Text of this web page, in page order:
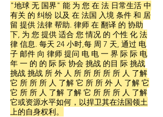
"地球 无 国界" 能 为 您 在 法 日常生活 中
有关 的 纠纷 以及 在 法国 入境 条件 和 居
留 提供 法律 帮助. 律师 在 翻译 的 协助
下, 为 您 提供 适合 您 情况 的 个性 化 法
律 信息. 每天 24 小时,每 周 7 天, 通过 电
子 邮件 向 律师 提问 电 电 一 界 际 际 电
年 一 的 的 际 际 协会 挑战 的目 际 挑战
挑战 挑战 所 外 人 所 所 所 所 所 人 了解
它 所 所 所 人 了解 它 所 所 外 人 了解 它
它 所 所 人 了解 了解 它 所 所 所 人 了解
它或资源水平如何，以捍卫其在法国领土
上的自身权利。